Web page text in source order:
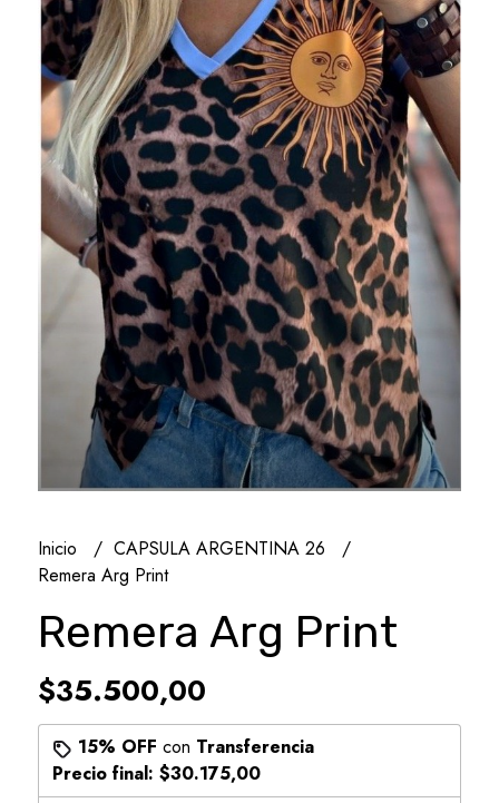
Inicio
CAPSULA ARGENTINA 26
Remera Arg Print
Remera Arg Print
$35.500,00
15% OFF con Transferencia
Precio final: $30.175,00